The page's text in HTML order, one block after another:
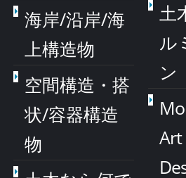
海岸/沿岸/海
上構造物
空間構造・搭
状/容器構造
物
土
ル
ン